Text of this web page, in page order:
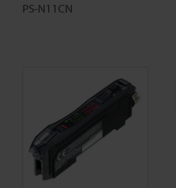
PS-N11CN